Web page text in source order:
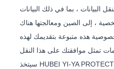
البيانات ، بما في ذلك البيانات
هذه متبوعة بتقديمك لهذه
سيتخذ HUBEI YI-YA PROTECTIVE PRODUCTS CO. ، LTD.